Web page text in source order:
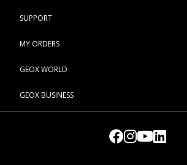
SUPPORT
MY ORDERS
GEOX WORLD
GEOX BUSINESS